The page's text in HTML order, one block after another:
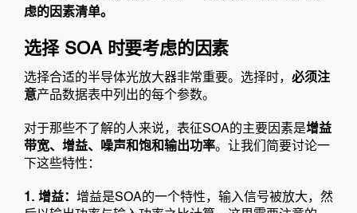
虑的因素清单。
选择 SOA 时要考虑的因素
选择合适的半导体光放大器非常重要。选择时， 必须注
意产品数据表中列出的每个参数。
对于那些不了解的人来说，表征SOA的主要因素是增益
带宽、增益、噪声和饱和输出功率。让我们简要讨论一
下这些特性：
1. 增益： 增益是SOA的一个特性，输入信号被放大，然